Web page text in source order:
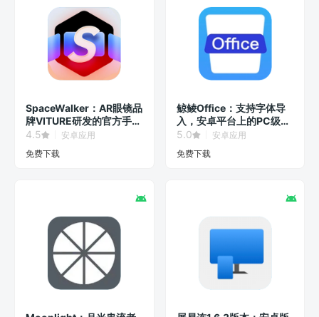
SpaceWalker：AR眼镜品
牌VITURE研发的官方手机
客户端！
4.5
安卓应用
免费下载
鲸鲮Office：支持字体导
入，安卓平台上的PC级办
公软件！
5.0
安卓应用
免费下载